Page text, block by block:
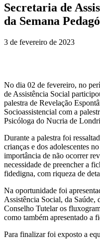
Secretaria de
da Semana
3 de fevereiro de 2023
No dia 02 de fevereiro, no
de Assistência Social
palestra de Revelação
Socioassistencial com a
Psicóloga do Nucria de
Durante a palestra foi
crianças e dos adolescentes
importância de não ocorrer
necessidade de preencher a
fidedigna, com riqueza de
Na oportunidade foi
Assistência Social, da
Conselho Tutelar os
como também apresentado a
Para finalizar foi exposto a